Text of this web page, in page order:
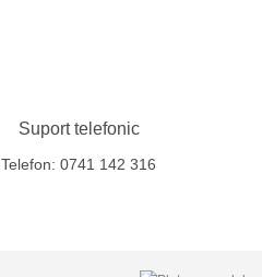
Suport telefonic
Telefon: 0741 142 316